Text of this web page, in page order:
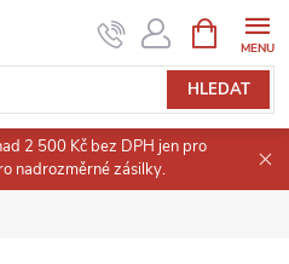
HLEDAT
NÁKUPNÍ
KOŠÍK
2 500 Kč bez DPH jen pro
nadrozměrné zásilky.